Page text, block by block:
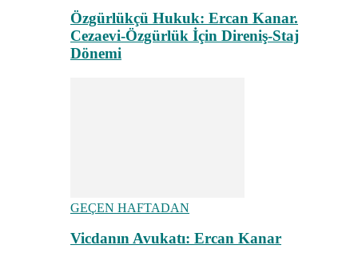
Özgürlükçü Hukuk: Ercan Kanar.
Cezaevi-Özgürlük İçin Direniş-Staj
Dönemi
GEÇEN HAFTADAN
Vicdanın Avukatı: Ercan Kanar